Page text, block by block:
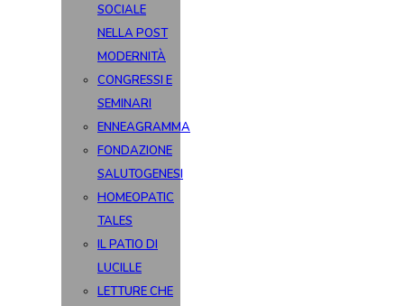
SOCIALE
NELLA POST
MODERNITÀ
CONGRESSI E
SEMINARI
ENNEAGRAMMA
FONDAZIONE
SALUTOGENESI
HOMEOPATIC
TALES
IL PATIO DI
LUCILLE
LETTURE CHE